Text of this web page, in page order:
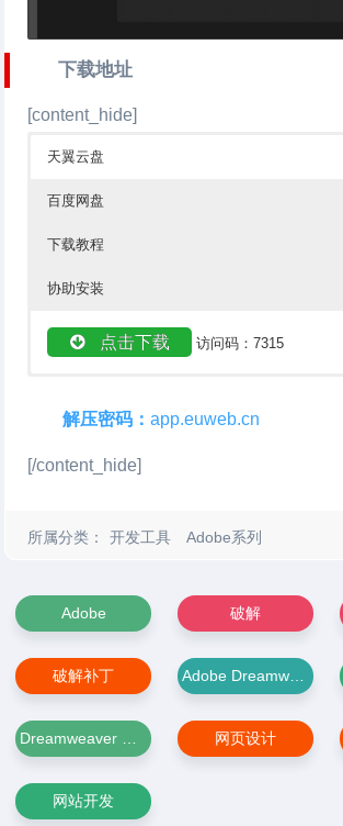
下载地址
[content_hide]
天翼云盘
百度网盘
下载教程
协助安装
点击下载 访问码：7315
解压密码：app.euweb.cn
[/content_hide]
所属分类： 开发工具 Adobe系列
Adobe 破解
破解补丁 Adobe Dreamweaver CC 2019
Dreamweaver CC 2019破解版 网页设计
网站开发